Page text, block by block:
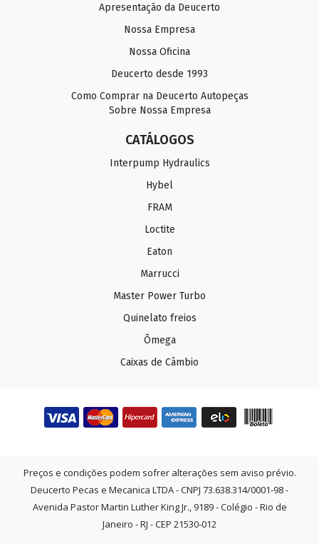
Apresentação da Deucerto
Nossa Empresa
Nossa Oficina
Deucerto desde 1993
Como Comprar na Deucerto Autopeças
Sobre Nossa Empresa
CATÁLOGOS
Interpump Hydraulics
Hybel
FRAM
Loctite
Eaton
Marrucci
Master Power Turbo
Quinelato freios
Ômega
Caixas de Câmbio
Preços e condições podem sofrer alterações sem aviso prévio.
Deucerto Pecas e Mecanica LTDA - CNPJ 73.638.314/0001-98 -
Avenida Pastor Martin Luther King Jr., 9189 - Colégio - Rio de
Janeiro - RJ - CEP 21530-012